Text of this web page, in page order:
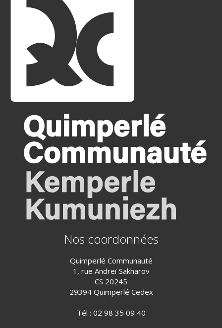
Nos coordonnées
Quimperlé Communauté
1, rue Andreï Sakharov
CS 20245
29394 Quimperlé Cedex
Tél : 02 98 35 09 40